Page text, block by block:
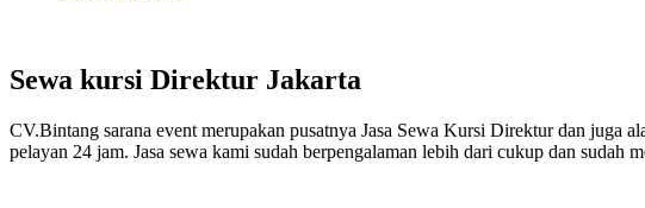
Sewa kursi Direktur Jakarta
CV.Bintang sarana event merupakan pusatnya Jasa Sewa Kursi Direktur dan juga
pelayan 24 jam. Jasa sewa kami sudah berpengalaman lebih dari cukup dan sudah